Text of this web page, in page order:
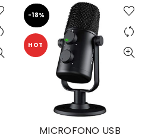
-18%
HOT
MICROFONO USB